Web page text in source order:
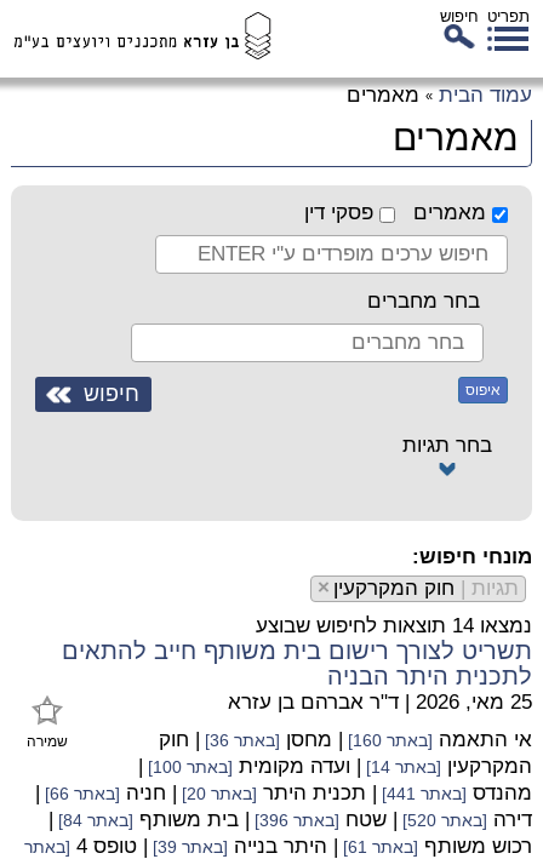
תפריט חיפוש
עמוד הבית » מאמרים
מאמרים
מאמרים פסקי דין
בחר מחברים
איפוס
בחר תגיות
מונחי חיפוש:
תגיות | חוק המקרקעין ×
נמצאו 14 תוצאות לחיפוש שבוצע
תשריט לצורך רישום בית משותף חייב להתאים
לתכנית היתר הבניה
שמירה
25 מאי, 2026 | ד"ר אברהם בן עזרא
אי התאמה [באתר 160] | מחסן [באתר 36]
| חוק
המקרקעין [באתר 14] | ועדה מקומית [באתר 100]
|
מהנדס [באתר 441] | תכנית היתר [באתר 20] | חניה [באתר 66]
|
דירה [באתר 520] | שטח [באתר 396] | בית משותף [באתר 84]
|
רכוש משותף [באתר 61] | היתר בנייה [באתר 39] | טופס 4
[באתר